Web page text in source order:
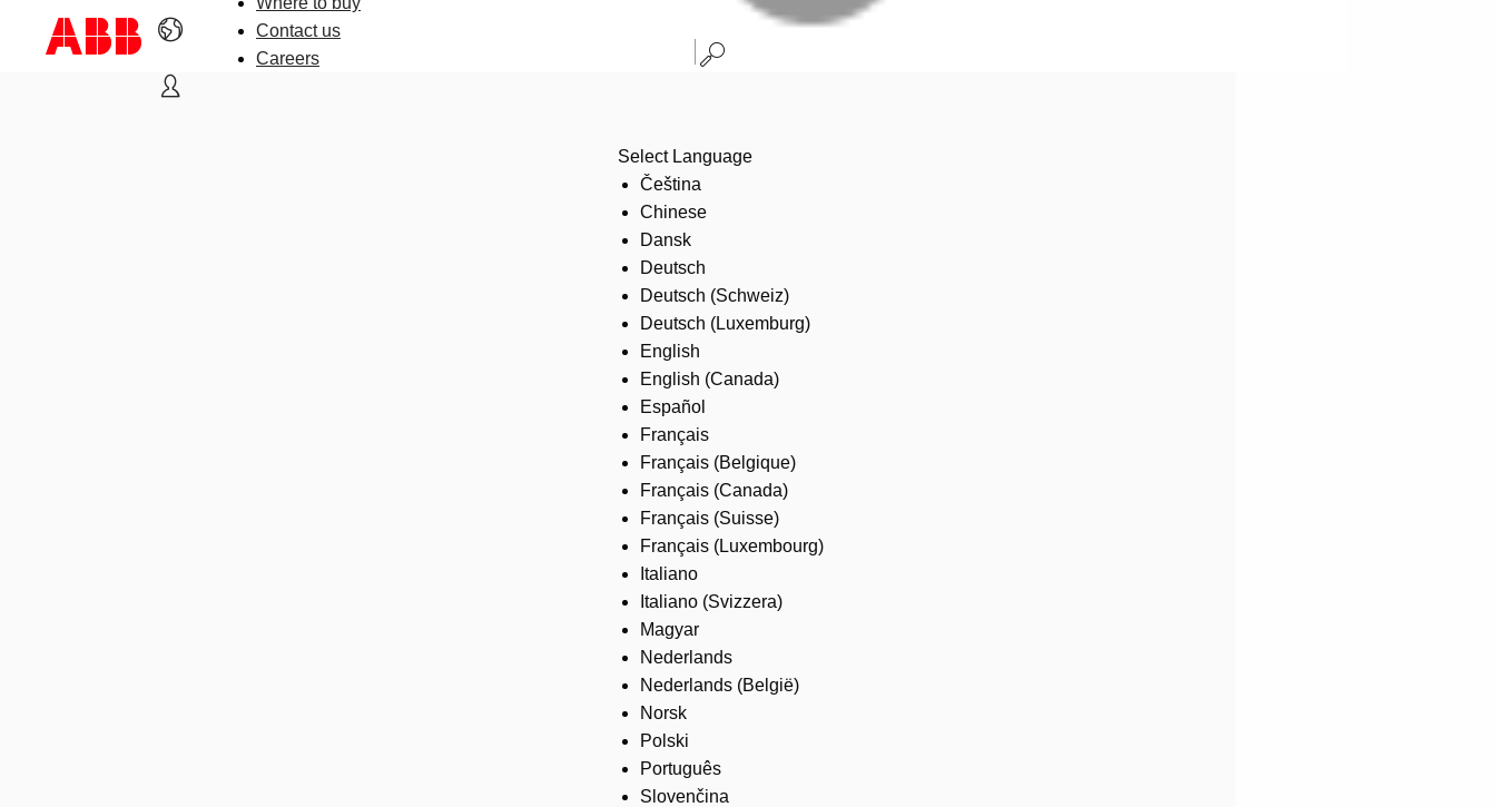
Contact us
Careers
Select Language
Čeština
Chinese
Dansk
Deutsch
Deutsch (Schweiz)
Deutsch (Luxemburg)
English
English (Canada)
Español
Français
Français (Belgique)
Français (Canada)
Français (Suisse)
Français (Luxembourg)
Italiano
Italiano (Svizzera)
Magyar
Nederlands
Nederlands (België)
Norsk
Polski
Português
Slovenčina